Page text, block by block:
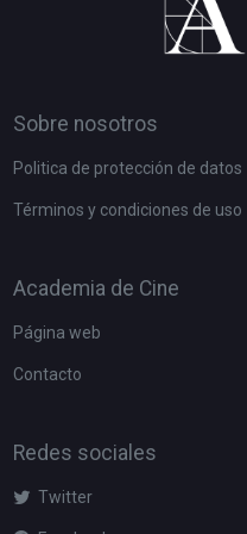
Sobre nosotros
Politica de protección de datos
Términos y condiciones de uso
Academia de Cine
Página web
Contacto
Redes sociales
Twitter